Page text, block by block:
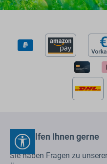
Wir helfen Ihnen gerne
Sie haben Fragen zu
Werkzeugleiste